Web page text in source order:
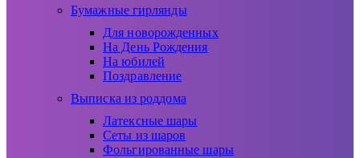
Бумажные гирлянды
Для новорожденных
На День Рождения
На юбилей
Поздравление
Выписка из роддома
Латексные шары
Сеты из шаров
Фольгированные шары